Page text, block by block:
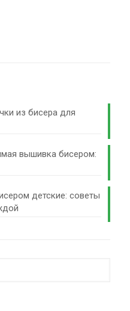
из бисера для
вышивка бисером:
детские: советы